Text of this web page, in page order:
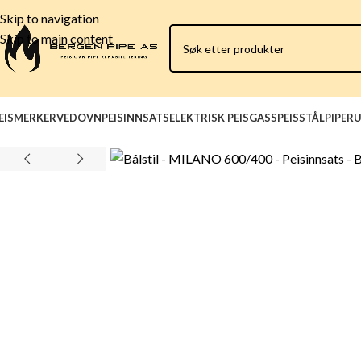
Skip to navigation
Skip to main content
VEDOVNPEISINNSATSELEKTRISK PEISGASSPEISSTÅLPIPER